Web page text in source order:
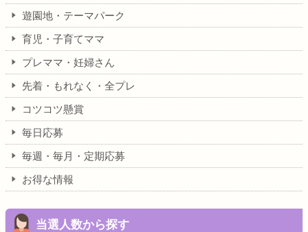
遊園地・テーマパーク
育児・子育てママ
プレママ・妊婦さん
先着・もれなく・全プレ
コツコツ懸賞
毎日応募
毎週・毎月・定期応募
お得な情報
当選人数から探す